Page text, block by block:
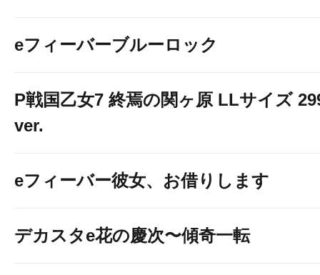
eフィーバーブルーロック
P戦国乙女7 終焉の関ヶ原 LLサイズ
ver.
eフィーバー彼女、お借りします
デカスタe花の慶次〜傾奇一転